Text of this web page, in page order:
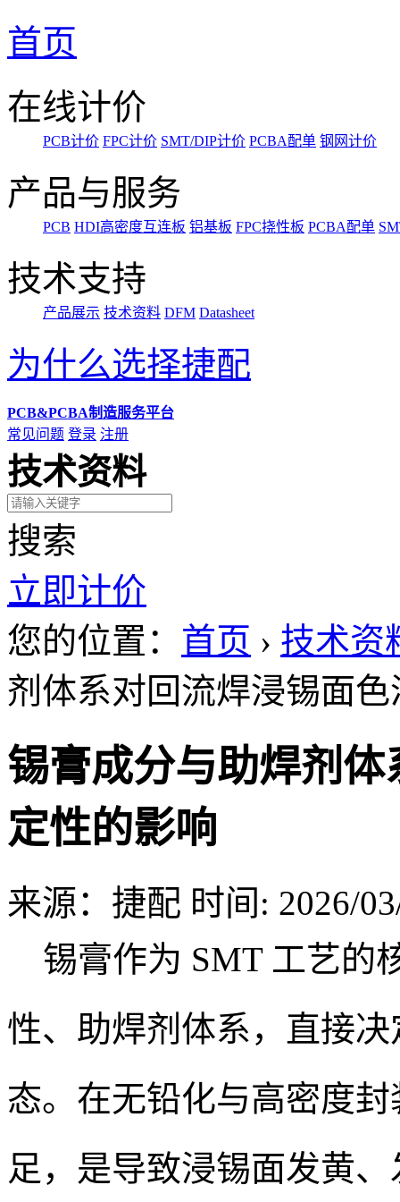
首页
在线计价
PCB计价 FPC计价 SMT/DIP计价 PCBA配单 钢网计价
产品与服务
PCB HDI高密度互连板 铝基板 FPC挠性板 PCBA配单
技术支持
产品展示 技术资料 DFM Datasheet
为什么选择捷配
PCB&PCBA制造服务平台
常见问题 登录 注册
技术资料
搜索
立即计价
您的位置： 首页 › 技术资
剂体系对回流焊浸锡面
锡膏成分与助焊剂
定性的影响
来源：捷配 时间: 2026/
锡膏作为 SMT 工艺的
性、助焊剂体系，直接
态。在无铅化与高密度
足，是导致浸锡面发黄